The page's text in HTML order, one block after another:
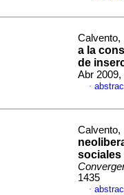
Calvento,
a la
de
Abr 2009,
·
sociales
1435
·